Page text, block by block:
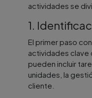
actividades se
1.
El primer paso
actividades clave
pueden incluir
unidades, la
cliente.